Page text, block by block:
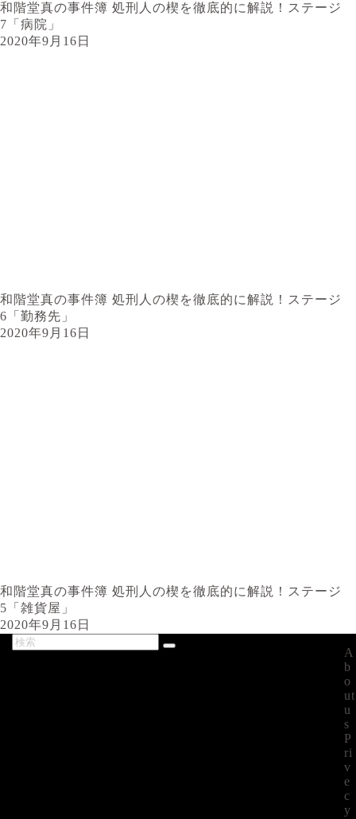
和階堂真の事件簿 処刑人の楔を徹底的に解説！ステージ
7「病院」
2020年9月16日
和階堂真の事件簿 処刑人の楔を徹底的に解説！ステージ
6「勤務先」
2020年9月16日
和階堂真の事件簿 処刑人の楔を徹底的に解説！ステージ
5「雑貨屋」
2020年9月16日
A
b
o
ut
u
s
P
ri
v
e
c
y